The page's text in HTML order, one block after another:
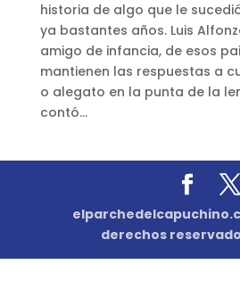
historia de algo que le
ya bastantes años. Luis
amigo de infancia, de esos
mantienen las respuestas a
o alegato en la punta de la
contó...
derechos